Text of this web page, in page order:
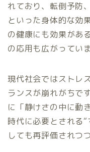
れており、転倒予防
といった身体的な効
の健康にも効果があ
の応用も広がっていま
現代社会ではストレ
ランスが崩れがちで
に「静けさの中に動
時代に必要とされる
しても再評価されつ